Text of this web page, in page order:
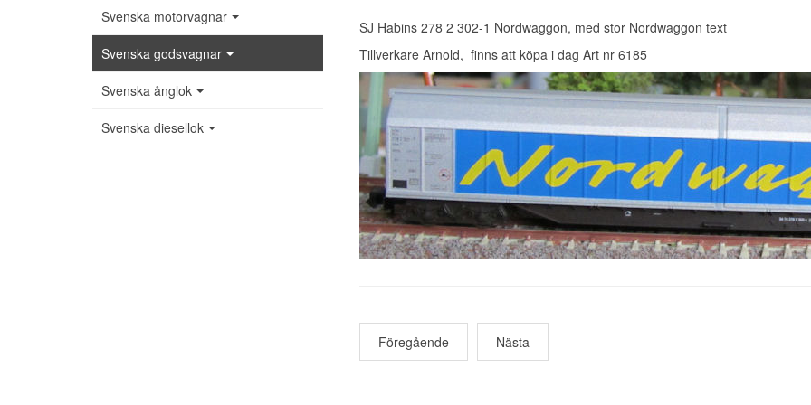
SJ Habins 278 2 302-1 Nordwaggon, med stor Nordwaggon text
Tillverkare Arnold, finns att köpa i dag Art nr 6185
Föregående Nästa
Svenska motorvagnar
Svenska godsvagnar
Svenska ånglok
Svenska diesellok